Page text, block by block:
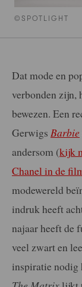
©SPOTLIGHT
Dat mode en
verbonden zijn,
bewezen. Een
Gerwigs Barbie
andersom (kijk
Chanel in de
modewereld
indruk heeft
najaar heeft de
veel zwart en
inspiratie nodig